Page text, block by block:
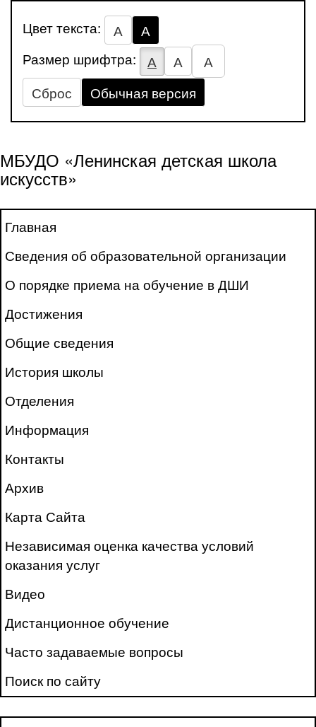
Цвет текста: А
А
Размер шрифтра:
А А
А
Сброс
Обычная версия
МБУДО «Ленинская детская школа
искусств»
Главная
Сведения об образовательной организации
О порядке приема на обучение в ДШИ
Достижения
Общие сведения
История школы
Отделения
Информация
Контакты
Архив
Карта Сайта
Независимая оценка качества условий
оказания услуг
Видео
Дистанционное обучение
Часто задаваемые вопросы
Поиск по сайту